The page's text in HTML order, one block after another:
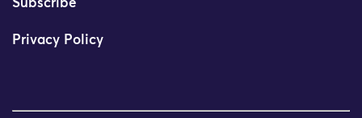
Subscribe
Privacy Policy